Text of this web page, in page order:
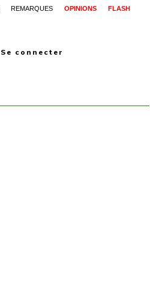
REMARQUES OPINIONS FLASH
Se connecter